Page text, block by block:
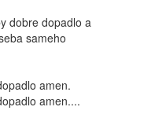
dobre dopadlo a
sameho
amen.
amen....